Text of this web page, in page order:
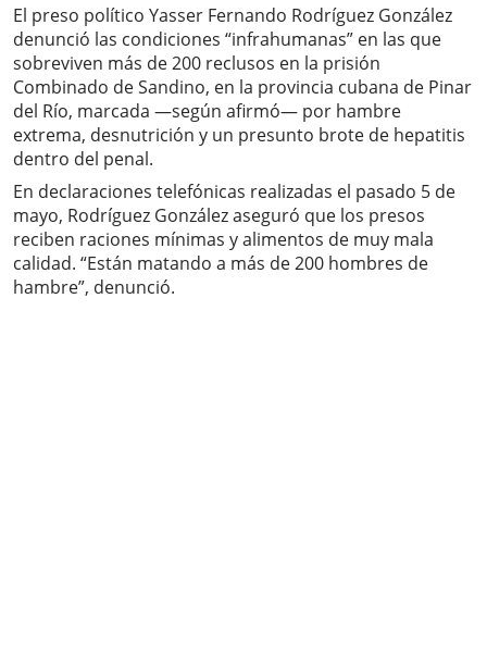
El preso político Yasser Fernando Rodríguez González
denunció las condiciones “infrahumanas” en las que
sobreviven más de 200 reclusos en la prisión
Combinado de Sandino, en la provincia cubana de Pinar
del Río, marcada —según afirmó— por hambre
extrema, desnutrición y un presunto brote de hepatitis
dentro del penal.
En declaraciones telefónicas realizadas el pasado 5 de
mayo, Rodríguez González aseguró que los presos
reciben raciones mínimas y alimentos de muy mala
calidad. “Están matando a más de 200 hombres de
hambre”, denunció.